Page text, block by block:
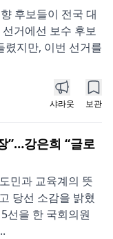
후보들이 전국 대
거에선 보수 후보
렸지만, 이번 선거를
샤라웃 보관
”…강은희 “글로
민과 교육계의 뜻
당선 소감을 밝혔
선을 한 국회의원